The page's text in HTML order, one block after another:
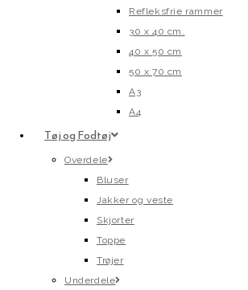
Refleksfrie rammer
30 x 40 cm.
40 x 50 cm
50 x 70 cm
A3
A4
Tøj og Fodtøj
Overdele
Bluser
Jakker og veste
Skjorter
Toppe
Trøjer
Underdele